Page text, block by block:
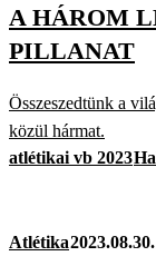
A HÁROM
PILLANAT
Összeszedtünk a
közül hármat.
atlétikai vb 2023
Atlétika